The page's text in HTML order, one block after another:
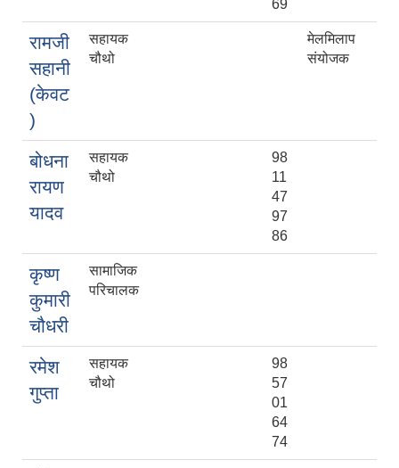
69
रामजी
सहानी
(केवट
)
सहायक
चौथो
मेलमिलाप
संयोजक
बोधना
रायण
यादव
सहायक
चौथो
98
11
47
97
86
कृष्ण
कुमारी
चौधरी
सामाजिक
परिचालक
रमेश
गुप्ता
सहायक
चौथो
98
57
01
64
74